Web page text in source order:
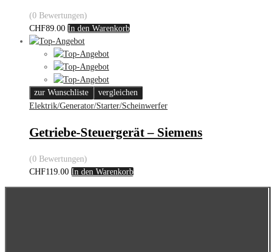
(0 Bewertungen)
CHF89.00 In den Warenkorb
zur Wunschliste
vergleichen
Elektrik/Generator/Starter/Scheinwerfer
Getriebe-Steuergerät – Siemens
(0 Bewertungen)
CHF119.00 In den Warenkorb